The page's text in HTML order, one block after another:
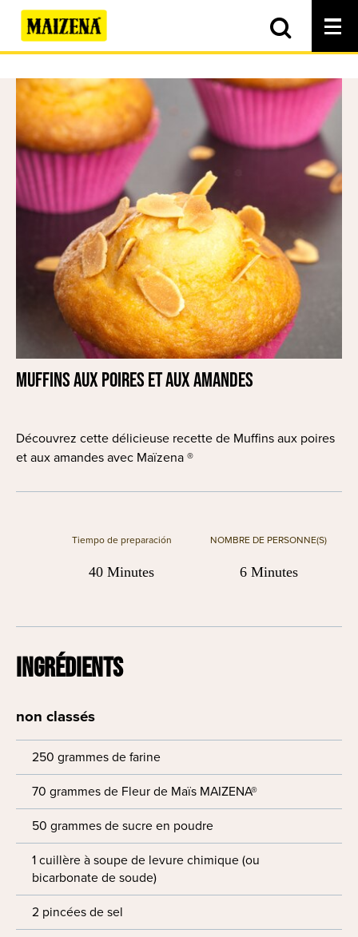
Muffins aux poires et aux amandes
Découvrez cette délicieuse recette de Muffins aux poires
et aux amandes avec Maïzena ®
Tiempo de preparación
40 Minutes
NOMBRE DE PERSONNE(S)
6 Minutes
INGRÉDIENTS
non classés
250 grammes de farine
70 grammes de Fleur de Maïs MAIZENA®
50 grammes de sucre en poudre
1 cuillère à soupe de levure chimique (ou
bicarbonate de soude)
2 pincées de sel